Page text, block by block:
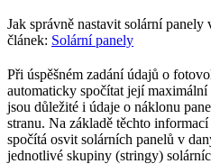
Jak správně nastavit solární
článek: Solární panely
Při úspěšném zadání údajů o
automaticky spočítat její
jsou důležité i údaje o náklonu
stranu. Na základě těchto
spočítá osvit solárních panelů v
jednotlivé skupiny (stringy)